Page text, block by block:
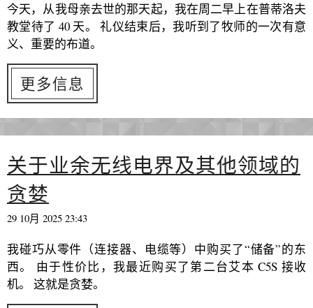
今天，从我母亲去世的那天起，我在周二早上在普蒂洛夫
教堂待了 40 天。 礼仪结束后，我听到了牧师的一次有意
义、重要的布道。
更多信息
关于业余无线电界及其他领域的
贪婪
29 10月 2025 23:43
我碰巧从零件（连接器、电缆等）中购买了“储备”的东
西。 由于性价比，我最近购买了第二台艾本 C5S 接收
机。 这就是贪婪。